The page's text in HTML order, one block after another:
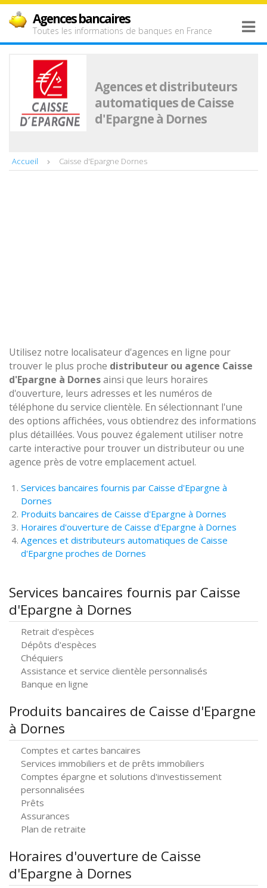
Agences bancaires
Toutes les informations de banques en France
Agences et distributeurs
automatiques de Caisse
d'Epargne à Dornes
Accueil Caisse d'Epargne Dornes
Utilisez notre localisateur d'agences en ligne pour
trouver le plus proche distributeur ou agence Caisse
d'Epargne à Dornesainsi que leurs horaires
d'ouverture, leurs adresses et les numéros de
téléphone du service clientèle. En sélectionnant l'une
des options affichées, vous obtiendrez des informations
plus détaillées. Vous pouvez également utiliser notre
carte interactive pour trouver un distributeur ou une
agence près de votre emplacement actuel.
Services bancaires fournis par Caisse d'Epargne à
Dornes
Produits bancaires de Caisse d'Epargne à Dornes
Horaires d'ouverture de Caisse d'Epargne à Dornes
Agences et distributeurs automatiques de Caisse
d'Epargne proches de Dornes
Services bancaires fournis par Caisse
d'Epargne à Dornes
Retrait d'espèces
Dépôts d'espèces
Chéquiers
Assistance et service clientèle personnalisés
Banque en ligne
Produits bancaires de Caisse d'Epargne
à Dornes
Comptes et cartes bancaires
Services immobiliers et de prêts immobiliers
Comptes épargne et solutions d'investissement
personnalisées
Prêts
Assurances
Plan de retraite
Horaires d'ouverture de Caisse
d'Epargne à Dornes